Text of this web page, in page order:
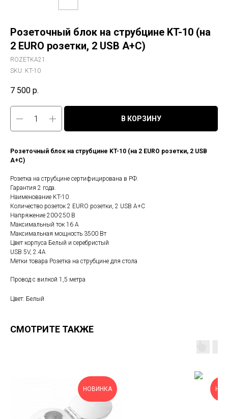
Розеточный блок на струбцине KT-10 (на
2 EURO розетки, 2 USB A+C)
ROZETKA21
SKU: KT-10
7 500 р.
В КОРЗИНУ
Розеточный блок на струбцине KT-10 (на 2 EURO розетки, 2 USB
A+C)
Розетка на струбцине сертифицирована в РФ.
Гарантия 2 года.
Наименование KT-10
Количество розеток 2 EURO розетки, 2 USB A+C
Напряжение 200-250 В
Максимальный ток 16 А
Максимальная мощность 3500 Вт
Цвет корпуса Белый и серебристый
USB 5V, 2.4A
Метки товара Розетка на струбцине для стола
Провод с вилкой 1,5 метра
Цвет: Белый
СМОТРИТЕ ТАКЖЕ
НОВИНКА